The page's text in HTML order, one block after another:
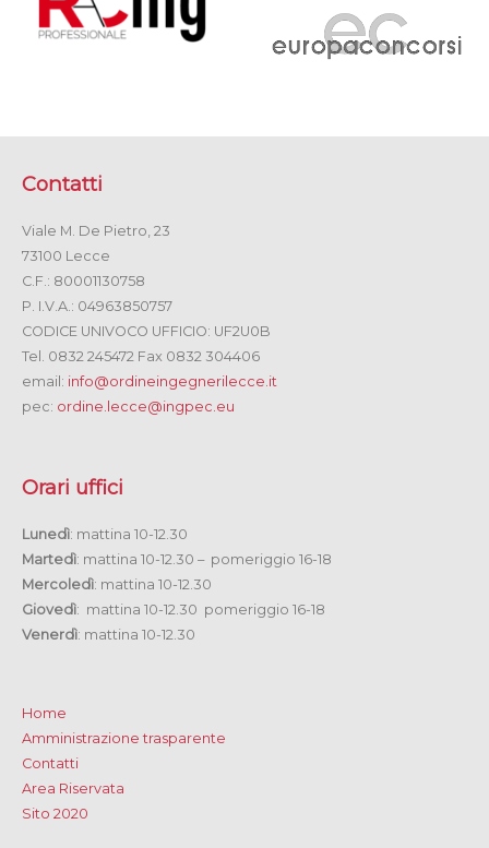
Contatti
Viale M. De Pietro, 23
73100 Lecce
C.F.: 80001130758
P. I.V.A.: 04963850757
CODICE UNIVOCO UFFICIO: UF2U0B
Tel. 0832 245472 Fax 0832 304406
email: info@ordineingegnerilecce.it
pec: ordine.lecce@ingpec.eu
Orari uffici
Lunedì: mattina 10-12.30
Martedì: mattina 10-12.30 – pomeriggio 16-18
Mercoledì: mattina 10-12.30
Giovedì: mattina 10-12.30 pomeriggio 16-18
Venerdì: mattina 10-12.30
Home
Amministrazione trasparente
Contatti
Area Riservata
Sito 2020